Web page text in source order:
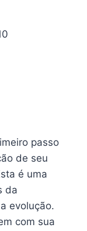
passo
de seu
é uma
da
evolução.
com sua